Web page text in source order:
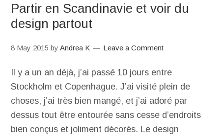
Partir en Scandinavie et voir du
design partout
8 May 2015 byAndrea K Leave a Comment
Il y a un an déjà, j’ai passé 10 jours entre
Stockholm et Copenhague. J’ai visité plein de
choses, j’ai très bien mangé, et j’ai adoré par
dessus tout être entourée sans cesse d’endroits
bien conçus et joliment décorés. Le design